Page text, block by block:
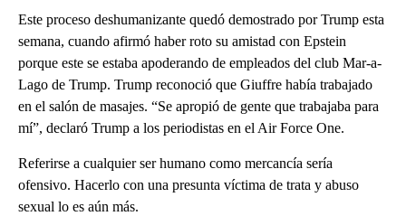
Este proceso deshumanizante quedó demostrado por Trump esta
semana, cuando afirmó haber roto su amistad con Epstein
porque este se estaba apoderando de empleados del club Mar-a-
Lago de Trump. Trump reconoció que Giuffre había trabajado
en el salón de masajes. “Se apropió de gente que trabajaba para
mí”, declaró Trump a los periodistas en el Air Force One.
Referirse a cualquier ser humano como mercancía sería
ofensivo. Hacerlo con una presunta víctima de trata y abuso
sexual lo es aún más.